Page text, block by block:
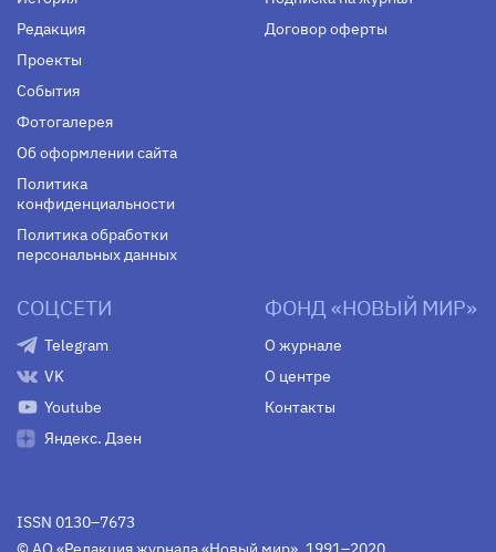
Редакция
Проекты
События
Фотогалерея
Об оформлении сайта
Политика
конфиденциальности
Политика обработки
персональных данных
Договор оферты
СОЦСЕТИ
Telegram
VK
Youtube
Яндекс. Дзен
ФОНД «НОВЫЙ МИР»
О журнале
О центре
Контакты
ISSN 0130–7673